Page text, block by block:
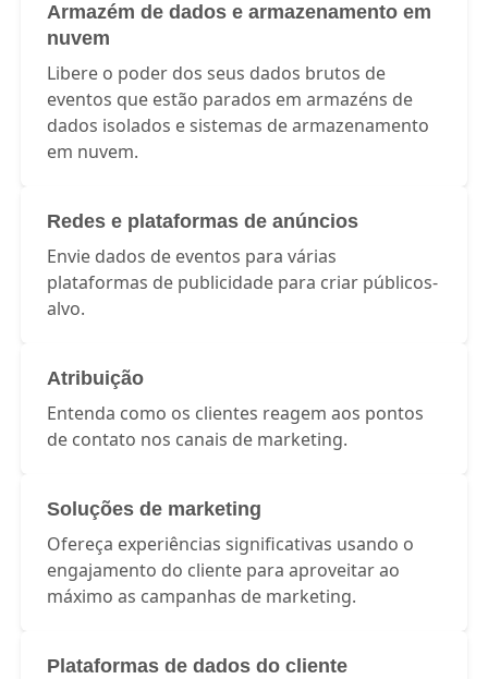
Armazém de dados e armazenamento em
nuvem
Libere o poder dos seus dados brutos de
eventos que estão parados em armazéns de
dados isolados e sistemas de armazenamento
em nuvem.
Redes e plataformas de anúncios
Envie dados de eventos para várias
plataformas de publicidade para criar públicos-
alvo.
Atribuição
Entenda como os clientes reagem aos pontos
de contato nos canais de marketing.
Soluções de marketing
Ofereça experiências significativas usando o
engajamento do cliente para aproveitar ao
máximo as campanhas de marketing.
Plataformas de dados do cliente